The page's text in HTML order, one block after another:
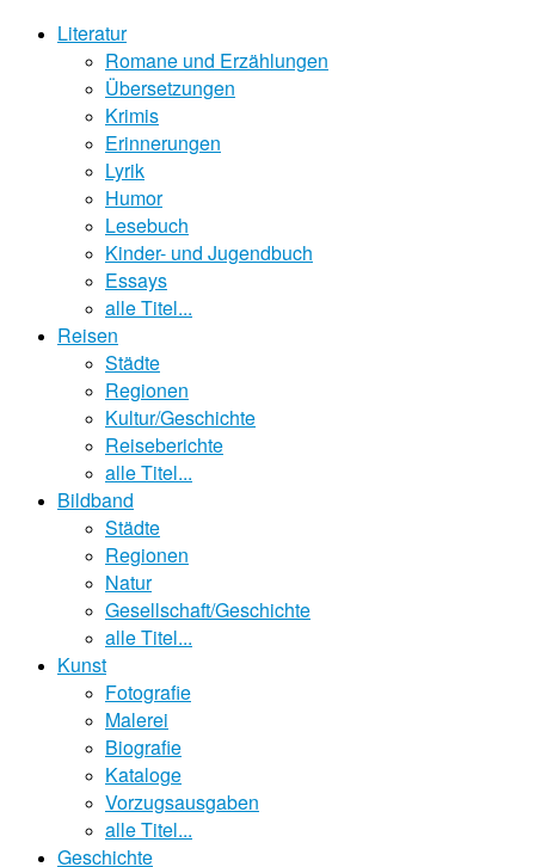
Literatur
Romane und Erzählungen
Übersetzungen
Krimis
Erinnerungen
Lyrik
Humor
Lesebuch
Kinder- und Jugendbuch
Essays
alle Titel...
Reisen
Städte
Regionen
Kultur/Geschichte
Reiseberichte
alle Titel...
Bildband
Städte
Regionen
Natur
Gesellschaft/Geschichte
alle Titel...
Kunst
Fotografie
Malerei
Biografie
Kataloge
Vorzugsausgaben
alle Titel...
Geschichte